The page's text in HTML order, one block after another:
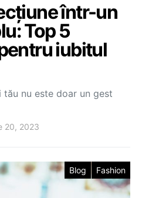
într-un
Top 5
iubitul
nu este doar un gest
20, 2023
Blog Fashion